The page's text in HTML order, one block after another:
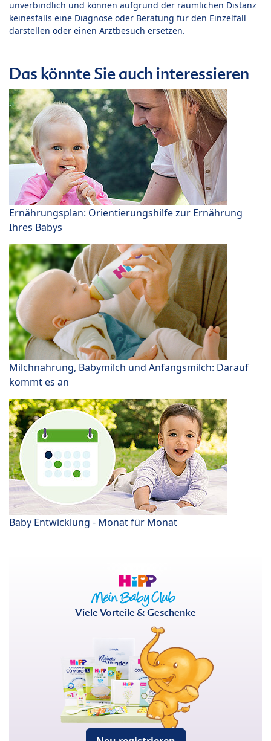
unverbindlich und können aufgrund der räumlichen Distanz
keinesfalls eine Diagnose oder Beratung für den Einzelfall
darstellen oder einen Arztbesuch ersetzen.
Das könnte Sie auch interessieren
Ernährungsplan: Orientierungshilfe zur Ernährung
Ihres Babys
Milchnahrung, Babymilch und Anfangsmilch: Darauf
kommt es an
Baby Entwicklung - Monat für Monat
Viele Vorteile & Geschenke